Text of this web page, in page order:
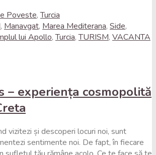
Poveste,Turcia
, Manavgat, Marea Mediterana, Side,
lui Apollo,Turcia,TURISM, VACANTA
– experiența cosmopolită
vizitezi și descoperi locuri noi, sunt
sentimente noi. De fapt, în fiecare